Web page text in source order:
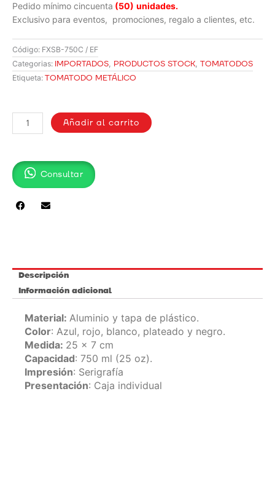
Pedido mínimo cincuenta (50) unidades.
Exclusivo para eventos, promociones, regalo a clientes, etc.
Código: FXSB-750C / EF
Categorias: IMPORTADOS, PRODUCTOS STOCK, TOMATODOS
Etiqueta: TOMATODO METÁLICO
ALUMINIO
FXSB-
750C
cantidad
Añadir al carrito
Consultar
Descripción
Información adicional
Material: Aluminio y tapa de plástico.
Color: Azul, rojo, blanco, plateado y negro.
Medida: 25 x 7 cm
Capacidad: 750 ml (25 oz).
Impresión: Serigrafía
Presentación: Caja individual